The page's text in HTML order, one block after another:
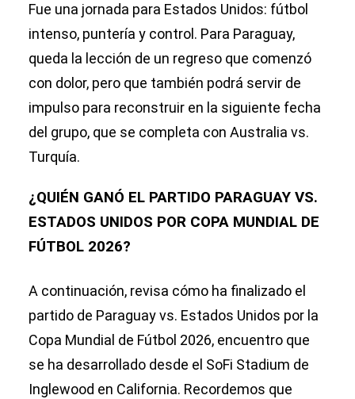
Fue una jornada para Estados Unidos: fútbol
intenso, puntería y control. Para Paraguay,
queda la lección de un regreso que comenzó
con dolor, pero que también podrá servir de
impulso para reconstruir en la siguiente fecha
del grupo, que se completa con Australia vs.
Turquía.
¿QUIÉN GANÓ EL PARTIDO PARAGUAY VS.
ESTADOS UNIDOS POR COPA MUNDIAL DE
FÚTBOL 2026?
A continuación, revisa cómo ha finalizado el
partido de Paraguay vs. Estados Unidos por la
Copa Mundial de Fútbol 2026, encuentro que
se ha desarrollado desde el SoFi Stadium de
Inglewood en California. Recordemos que